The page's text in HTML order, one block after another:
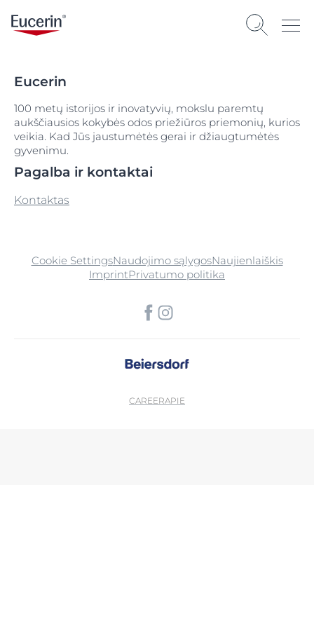
Eucerin
100 metų istorijos ir inovatyvių, mokslu paremtų
aukščiausios kokybės odos priežiūros priemonių, kurios
veikia. Kad Jūs jaustumėtės gerai ir džiaugtumėtės
gyvenimu.
Pagalba ir kontaktai
Kontaktas
Cookie SettingsNaudojimo sąlygosNaujienlaiškis
ImprintPrivatumo politika
CAREERAPIE